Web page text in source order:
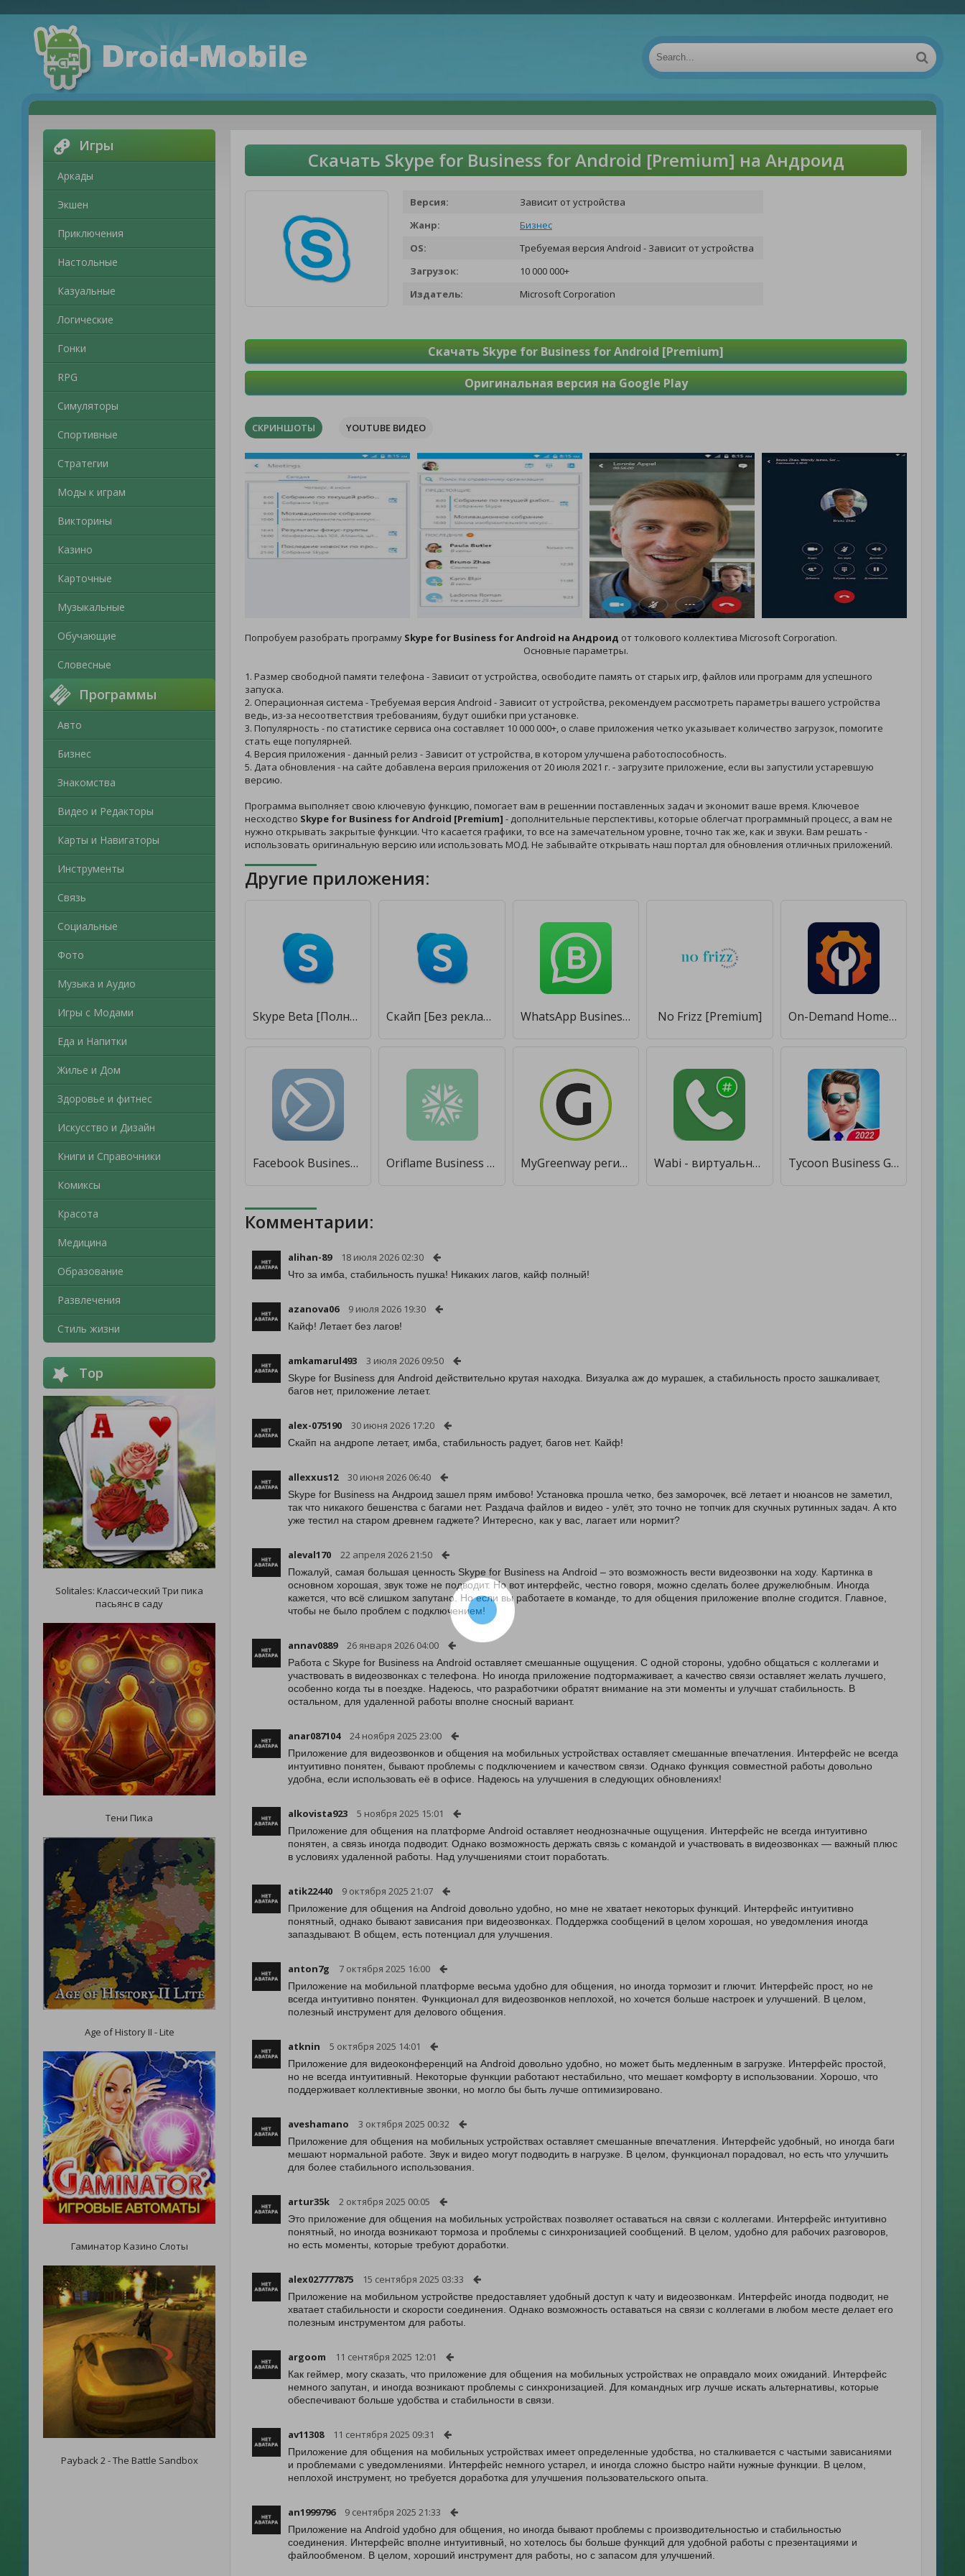
Игры
Аркады
Экшен
Приключения
Настольные
Казуальные
Логические
Гонки
RPG
Симуляторы
Спортивные
Стратегии
Моды к играм
Викторины
Казино
Карточные
Музыкальные
Обучающие
Словесные
Программы
Авто
Бизнес
Знакомства
Видео и Редакторы
Карты и Навигаторы
Инструменты
Связь
Социальные
Фото
Музыка и Аудио
Игры с Модами
Еда и Напитки
Жилье и Дом
Здоровье и фитнес
Искусство и Дизайн
Книги и Справочники
Комиксы
Красота
Медицина
Образование
Развлечения
Стиль жизни
Top
Solitales: Классический Три пика
пасьянс в саду
Тени Пика
Age of History II - Lite
Гаминатор Казино Слоты
Payback 2 - The Battle Sandbox
Скачать Skype for Business for Android [Premium] на Андроид
Версия:
Зависит от устройства
Жанр:
Бизнес
OS:
Требуемая версия Android - Зависит от устройства
Загрузок:
10 000 000+
Издатель:
Microsoft Corporation
Скачать Skype for Business for Android [Premium]
Оригинальная версия на Google Play
СКРИНШОТЫ YOUTUBE ВИДЕО
Попробуем разобрать программу Skype for Business for Android на Андроид от толкового коллектива Microsoft Corporation.
Основные параметры.
1. Размер свободной памяти телефона - Зависит от устройства, освободите память от старых игр, файлов или программ для успешного
запуска.
2. Операционная система - Требуемая версия Android - Зависит от устройства, рекомендуем рассмотреть параметры вашего устройства
ведь, из-за несоответствия требованиям, будут ошибки при установке.
3. Популярность - по статистике сервиса она составляет 10 000 000+, о славе приложения четко указывает количество загрузок, помогите
стать еще популярней.
4. Версия приложения - данный релиз - Зависит от устройства, в котором улучшена работоспособность.
5. Дата обновления - на сайте добавлена версия приложения от 20 июля 2021 г. - загрузите приложение, если вы запустили устаревшую
версию.
Программа выполняет свою ключевую функцию, помогает вам в решеннии поставленных задач и экономит ваше время. Ключевое
несходство Skype for Business for Android [Premium] - дополнительные перспективы, которые облегчат программный процесс, а вам не
нужно открывать закрытые функции. Что касается графики, то все на замечательном уровне, точно так же, как и звуки. Вам решать -
использовать оригинальную версию или использовать МОД. Не забывайте открывать наш портал для обновления отличных приложений.
Другие приложения:
Skype Beta [Полная версия] Скайп [Без рекламы] WhatsApp Business [Unlocked] No Frizz [Premium] On-Demand Home Services, Business Listing, Booking [Unlocked]
Facebook Business Suite [Полная версия] Oriflame Business [Unlocked] MyGreenway регистрация [Premium] Wabi - виртуальный номер для WhatsApp Business [Без рекламы] Tycoon Business Game [Мод меню]
Комментарии:
alihan-89 18 июля 2026 02:30
Что за имба, стабильность пушка! Никаких лагов, кайф полный!
azanova06 9 июля 2026 19:30
Кайф! Летает без лагов!
amkamarul493 3 июля 2026 09:50
Skype for Business для Android действительно крутая находка. Визуалка аж до мурашек, а стабильность просто зашкаливает,
багов нет, приложение летает.
alex-075190 30 июня 2026 17:20
Скайп на андропе летает, имба, стабильность радует, багов нет. Кайф!
allexxus12 30 июня 2026 06:40
Skype for Business на Андроид зашел прям имбово! Установка прошла четко, без заморочек, всё летает и нюансов не заметил,
так что никакого бешенства с багами нет. Раздача файлов и видео - улёт, это точно не топчик для скучных рутинных задач. А кто
уже тестил на старом древнем гаджете? Интересно, как у вас, лагает или нормит?
aleval170 22 апреля 2026 21:50
Пожалуй, самая большая ценность Skype for Business на Android – это возможность вести видеозвонки на ходу. Картинка в
основном хорошая, звук тоже не подводит. Но вот интерфейс, честно говоря, можно сделать более дружелюбным. Иногда
кажется, что всё слишком запутано. Но если вы работаете в команде, то для общения приложение вполне сгодится. Главное,
чтобы не было проблем с подключением!
annav0889 26 января 2026 04:00
Работа с Skype for Business на Android оставляет смешанные ощущения. С одной стороны, удобно общаться с коллегами и
участвовать в видеозвонках с телефона. Но иногда приложение подтормаживает, а качество связи оставляет желать лучшего,
особенно когда ты в поездке. Надеюсь, что разработчики обратят внимание на эти моменты и улучшат стабильность. В
остальном, для удаленной работы вполне сносный вариант.
anar087104 24 ноября 2025 23:00
Приложение для видеозвонков и общения на мобильных устройствах оставляет смешанные впечатления. Интерфейс не всегда
интуитивно понятен, бывают проблемы с подключением и качеством связи. Однако функция совместной работы довольно
удобна, если использовать её в офисе. Надеюсь на улучшения в следующих обновлениях!
alkovista923 5 ноября 2025 15:01
Приложение для общения на платформе Android оставляет неоднозначные ощущения. Интерфейс не всегда интуитивно
понятен, а связь иногда подводит. Однако возможность держать связь с командой и участвовать в видеозвонках — важный плюс
в условиях удаленной работы. Над улучшениями стоит поработать.
atik22440 9 октября 2025 21:07
Приложение для общения на Android довольно удобно, но мне не хватает некоторых функций. Интерфейс интуитивно
понятный, однако бывают зависания при видеозвонках. Поддержка сообщений в целом хорошая, но уведомления иногда
запаздывают. В общем, есть потенциал для улучшения.
anton7g 7 октября 2025 16:00
Приложение на мобильной платформе весьма удобно для общения, но иногда тормозит и глючит. Интерфейс прост, но не
всегда интуитивно понятен. Функционал для видеозвонков неплохой, но хочется больше настроек и улучшений. В целом,
полезный инструмент для делового общения.
atknin 5 октября 2025 14:01
Приложение для видеоконференций на Android довольно удобно, но может быть медленным в загрузке. Интерфейс простой,
но не всегда интуитивный. Некоторые функции работают нестабильно, что мешает комфорту в использовании. Хорошо, что
поддерживает коллективные звонки, но могло бы быть лучше оптимизировано.
aveshamano 3 октября 2025 00:32
Приложение для общения на мобильных устройствах оставляет смешанные впечатления. Интерфейс удобный, но иногда баги
мешают нормальной работе. Звук и видео могут подводить в нагрузке. В целом, функционал порадовал, но есть что улучшить
для более стабильного использования.
artur35k 2 октября 2025 00:05
Это приложение для общения на мобильных устройствах позволяет оставаться на связи с коллегами. Интерфейс интуитивно
понятный, но иногда возникают тормоза и проблемы с синхронизацией сообщений. В целом, удобно для рабочих разговоров,
но есть моменты, которые требуют доработки.
alex027777875 15 сентября 2025 03:33
Приложение на мобильном устройстве предоставляет удобный доступ к чату и видеозвонкам. Интерфейс иногда подводит, не
хватает стабильности и скорости соединения. Однако возможность оставаться на связи с коллегами в любом месте делает его
полезным инструментом для работы.
argoom 11 сентября 2025 12:01
Как геймер, могу сказать, что приложение для общения на мобильных устройствах не оправдало моих ожиданий. Интерфейс
немного запутан, и иногда возникают проблемы с синхронизацией. Для командных игр лучше искать альтернативы, которые
обеспечивают больше удобства и стабильности в связи.
av11308 11 сентября 2025 09:31
Приложение для общения на мобильных устройствах имеет определенные удобства, но сталкивается с частыми зависаниями
и проблемами с уведомлениями. Интерфейс немного устарел, и иногда сложно быстро найти нужные функции. В целом,
неплохой инструмент, но требуется доработка для улучшения пользовательского опыта.
an1999796 9 сентября 2025 21:33
Приложение на Android удобно для общения, но иногда бывают проблемы с производительностью и стабильностью
соединения. Интерфейс вполне интуитивный, но хотелось бы больше функций для удобной работы с презентациями и
файлообменом. В целом, хороший инструмент для работы, но с запасом для улучшений.